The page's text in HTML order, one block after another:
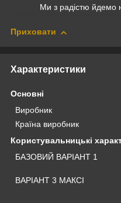
Ми з радістю йдемо
Приховати
Характеристики
Основні
Виробник
Країна виробник
Користувальницькі
БАЗОВИЙ ВАРІАНТ 1
ВАРІАНТ 3 МАКСІ